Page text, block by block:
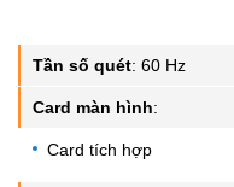
Tần số quét: 60 Hz
Card màn hình:
Card tích hợp